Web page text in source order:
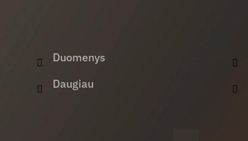
Duomenys
Daugiau